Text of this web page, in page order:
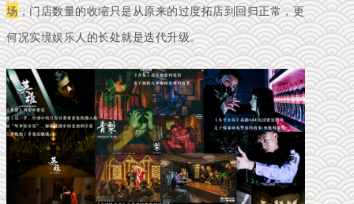
场，门店数量的收缩只是从原来的过度拓店到回归正常，更
何况实境娱乐人的长处就是迭代升级。